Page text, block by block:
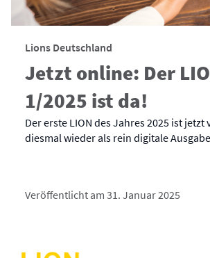
Lions Deutschland
Jetzt online: Der
1/2025 ist da!
Der erste LION des Jahres 2025 ist jetzt
diesmal wieder als rein digitale
Veröffentlicht am 31. Januar 2025